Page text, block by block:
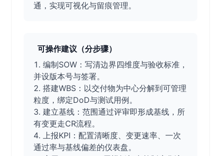
通，实现可视化与留痕管理。
可操作建议（分步骤）
编制SOW：写清边界四维度与验收标准，
并设版本号与签署。
搭建WBS：以交付物为中心分解到可管理
粒度，绑定DoD与测试用例。
建立基线：范围通过评审即形成基线，所
有变更走CR流程。
上报KPI：配置清晰度、变更速率、一次
通过率与基线偏差的仪表盘。